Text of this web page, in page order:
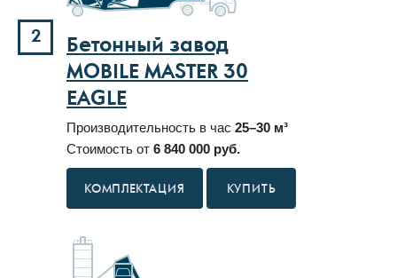
2
Бетонный завод
MOBILE MASTER 30
EAGLE
Производительность в час 25–30 м³
Стоимость от 6 840 000 руб.
КУПИТЬ